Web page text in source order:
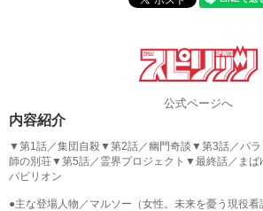
公式ページへ
内容紹介
▼第1話／集団自殺▼第2話／幽門奇談▼第3話／パ
師の別荘▼第5話／霊界プロジェクト▼最終話／ま
パビリオン
●主な登場人物／マルソー（女性。未来を憂う現役看